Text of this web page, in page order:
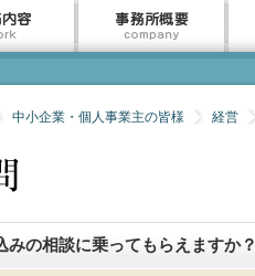
中小企業・個人事業主の皆様 経営
みの相談に乗ってもらえますか